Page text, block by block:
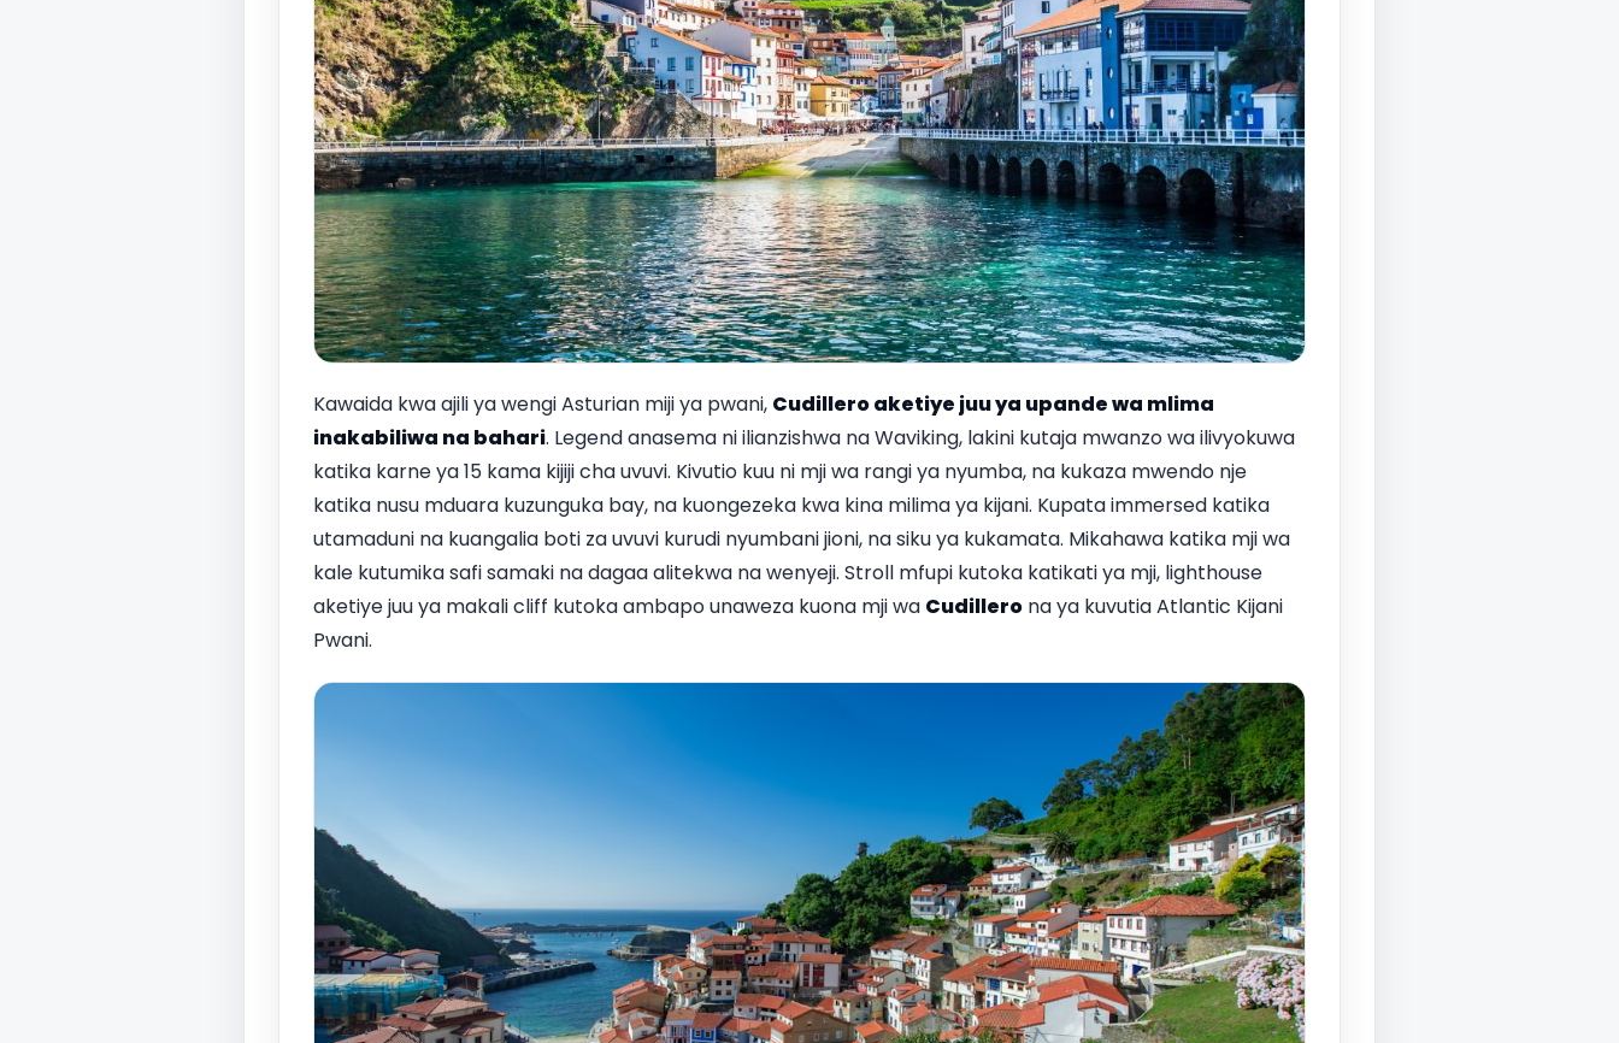
Kawaida kwa ajili ya wengi Asturian miji ya pwani, Cudilleroaketiye juu ya upande wa mlima
inakabiliwa na bahari. Legend anasema ni ilianzishwa na Waviking, lakini kutaja mwanzo wa ilivyokuwa
katika karne ya 15 kama kijiji cha uvuvi. Kivutio kuu ni mji wa rangi ya nyumba, na kukaza mwendo nje
katika nusu mduara kuzunguka bay, na kuongezeka kwa kina milima ya kijani. Kupata immersed katika
utamaduni na kuangalia boti za uvuvi kurudi nyumbani jioni, na siku ya kukamata. Mikahawa katika mji wa
kale kutumika safi samaki na dagaa alitekwa na wenyeji. Stroll mfupi kutoka katikati ya mji, lighthouse
aketiye juu ya makali cliff kutoka ambapo unaweza kuona mji wa Cudillerona ya kuvutia Atlantic Kijani
Pwani.